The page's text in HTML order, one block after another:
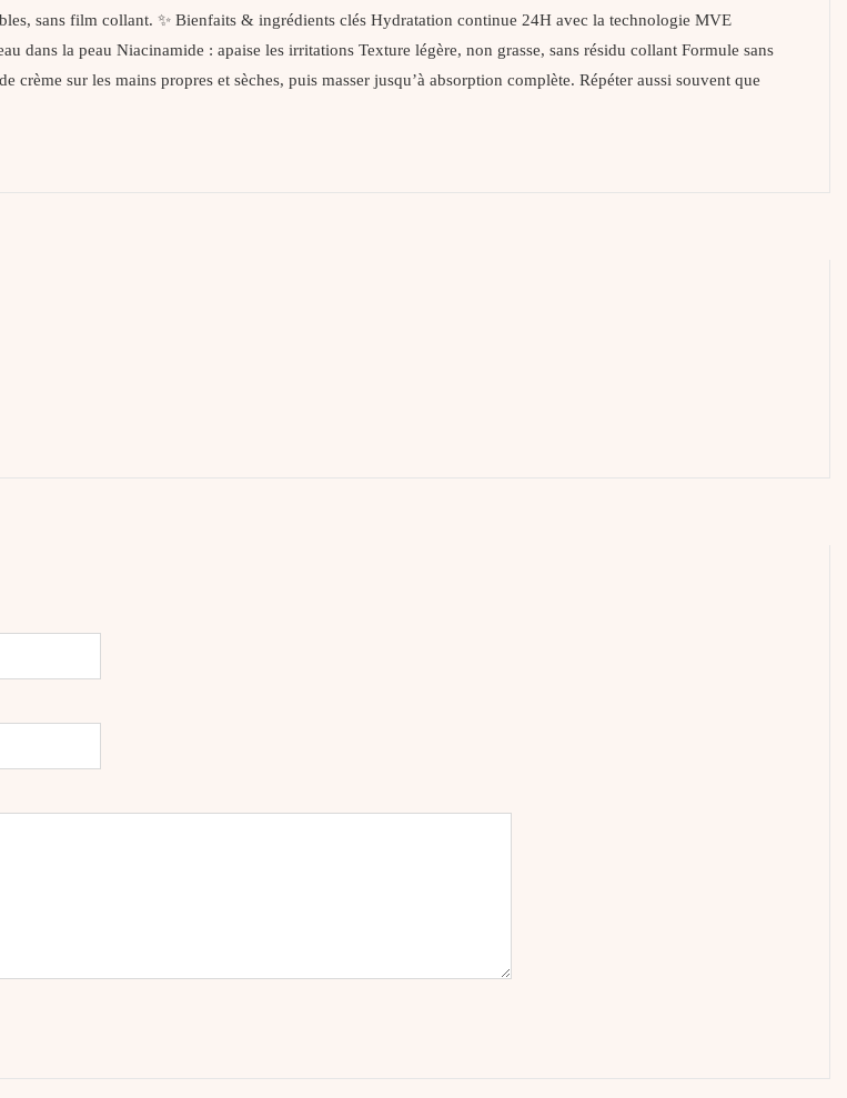
sans film collant. ✨ Bienfaits & ingrédients clés Hydratation continue 24H avec la technologie MVE
dans la peau Niacinamide : apaise les irritations Texture légère, non grasse, sans résidu collant Formule sans
sur les mains propres et sèches, puis masser jusqu’à absorption complète. Répéter aussi souvent que